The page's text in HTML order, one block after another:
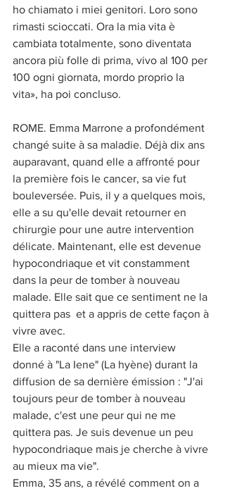
ho chiamato i miei genitori. Loro sono
rimasti scioccati. Ora la mia vita è
cambiata totalmente, sono diventata
ancora più folle di prima, vivo al 100 per
100 ogni giornata, mordo proprio la
vita», ha poi concluso.
ROME. Emma Marrone a profondément
changé suite à sa maladie. Déjà dix ans
auparavant, quand elle a affronté pour
la première fois le cancer, sa vie fut
bouleversée. Puis, il y a quelques mois,
elle a su qu'elle devait retourner en
chirurgie pour une autre intervention
délicate. Maintenant, elle est devenue
hypocondriaque et vit constamment
dans la peur de tomber à nouveau
malade. Elle sait que ce sentiment ne la
quittera pas  et a appris de cette façon à
vivre avec.
Elle a raconté dans une interview
donné à "La Iene" (La hyène) durant la
diffusion de sa dernière émission : "J'ai
toujours peur de tomber à nouveau
malade, c'est une peur qui ne me
quittera pas. Je suis devenue un peu
hypocondriaque mais je cherche à vivre
au mieux ma vie".
Emma, 35 ans, a révélé comment on a